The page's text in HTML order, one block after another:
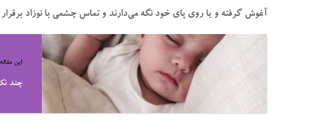
آغوش گرفته و یا روی پای خود نگه می‌دارند و تماس چشمی با نوزاد
این
چند